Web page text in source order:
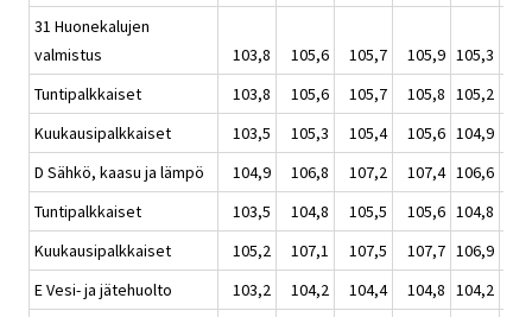
31 Huonekalujen
valmistus
103,8 105,6 105,7 105,9 105,3
Tuntipalkkaiset
103,8 105,6 105,7 105,8 105,2
Kuukausipalkkaiset
103,5 105,3 105,4 105,6 104,9
D Sähkö, kaasu ja lämpö
104,9 106,8 107,2 107,4 106,6
Tuntipalkkaiset
103,5 104,8 105,5 105,6 104,8
Kuukausipalkkaiset
105,2 107,1 107,5 107,7 106,9
E Vesi- ja jätehuolto
103,2 104,2 104,4 104,8 104,2